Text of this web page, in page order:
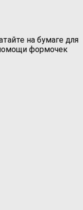
на бумаге для
формочек